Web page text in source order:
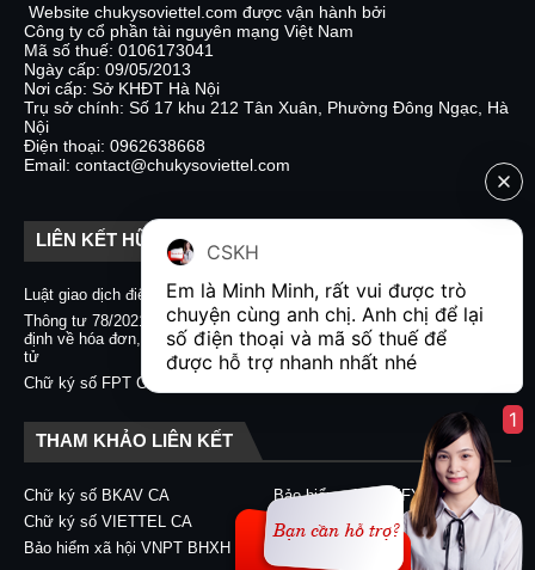
Website chukysoviettel.com được vận hành bởi
Công ty cổ phần tài nguyên mạng Việt Nam
Mã số thuế: 0106173041
Ngày cấp: 09/05/2013
Nơi cấp: Sở KHĐT Hà Nội
Trụ sở chính: Số 17 khu 212 Tân Xuân, Phường Đông Ngạc, Hà
Nội
Điện thoại: 0962638668
Email: contact@chukysoviettel.com
LIÊN KẾT HỮU ÍCH
Luật giao dịch điện tử
Nghị định 130/2018/NĐ-CP
Thông tư 78/2021/TT-BTC quy
định về hóa đơn, chứng từ điện
tử
Chữ ký số CA2 - Nacencomm
Chữ ký số VNPT CA
Chữ ký số BKAV CA
Chữ ký số FPT CA
THAM KHẢO LIÊN KẾT
Chữ ký số BKAV CA
Bảo hiểm xã hội EFY-eBHXH
Chữ ký số VIETTEL CA
Chữ ký số CA2 - Nacencomm
Bảo hiểm xã hội VNPT BHXH
Chữ ký số VNPT CA
CSKH
Em là Minh Minh, rất vui được trò
chuyện cùng anh chị. Anh chị để lại
số điện thoại và mã số thuế để
được hỗ trợ nhanh nhất nhé
1